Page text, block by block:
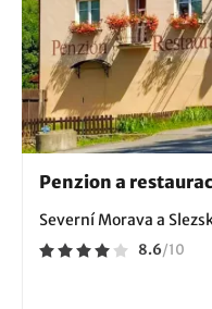
Penzion a
Severní Morava a
8.6/10